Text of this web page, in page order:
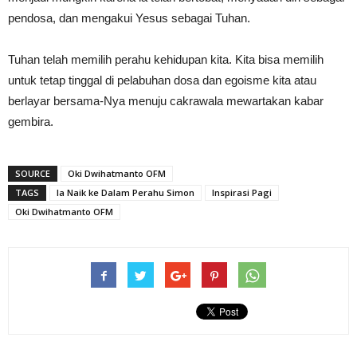
pendosa, dan mengakui Yesus sebagai Tuhan.
Tuhan telah memilih perahu kehidupan kita. Kita bisa memilih
untuk tetap tinggal di pelabuhan dosa dan egoisme kita atau
berlayar bersama-Nya menuju cakrawala mewartakan kabar
gembira.
SOURCE
Oki Dwihatmanto OFM
TAGS
Ia Naik ke Dalam Perahu Simon
Inspirasi Pagi
Oki Dwihatmanto OFM